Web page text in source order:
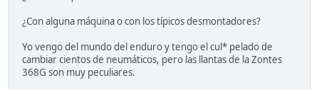
¿Con alguna máquina o con los típicos desmontadores?
Yo vengo del mundo del enduro y tengo el cul* pelado de
cambiar cientos de neumáticos, pero las llantas de la Zontes
368G son muy peculiares.